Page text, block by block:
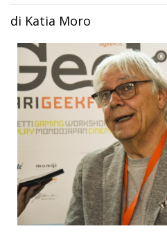
di Katia Moro